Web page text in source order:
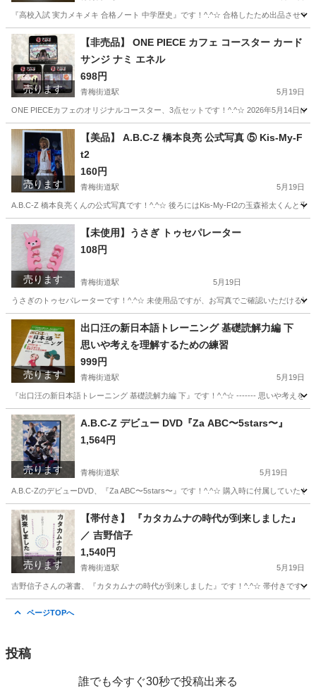
『高校入試 実力メキメキ 合格ノート 中学歴史』です！^.^☆ 合格したため出品させ
東京 小平市 青梅街道駅 文英堂
売ります
【非売品】 ONE PIECE カフェ コースター カード
サンジ ナミ エネル
698円
青梅街道駅 5月19日
ONE PIECEカフェのオリジナルコースター、3点セットです！^.^☆ 2026年5月14日に
東京 小平市 青梅街道駅 その他 コースター
売ります
【美品】 A.B.C-Z 橋本良亮 公式写真 ⑤ Kis-My-F
t2
160円
青梅街道駅 5月19日
A.B.C-Z 橋本良亮くんの公式写真です！^.^☆ 後ろにはKis-My-Ft2の玉森裕太くんと千
東京 小平市 青梅街道駅 おもちゃ ABCZ
売ります
【未使用】うさぎ トゥセパレーター
108円
青梅街道駅 5月19日
うさぎのトゥセパレーターです！^.^☆ 未使用品ですが、お写真でご確認いただける
東京 小平市 青梅街道駅 ネイル
売ります
出口汪の新日本語トレーニング 基礎読解力編 下
思いや考えを理解するための練習
999円
青梅街道駅 5月19日
『出口汪の新日本語トレーニング 基礎読解力編 下』です！^.^☆ ------- 思いや考えを
東京 小平市 英才教育
売ります
A.B.C-Z デビュー DVD『Za ABC〜5stars〜』
1,564円
青梅街道駅 5月19日
A.B.C-ZのデビューDVD、『Za ABC〜5stars〜』です！^.^☆ 購入時に付属していたも
東京 小平市 青梅街道駅 DVD/ブルーレイ DVD
売ります
【帯付き】 『カタカムナの時代が到来しました』
／ 吉野信子
1,540円
青梅街道駅 5月19日
吉野信子さんの著書、『カタカムナの時代が到来しました』です！^.^☆ 帯付きです
ページTOPへ
投稿
誰でも今すぐ30秒で投稿出来る